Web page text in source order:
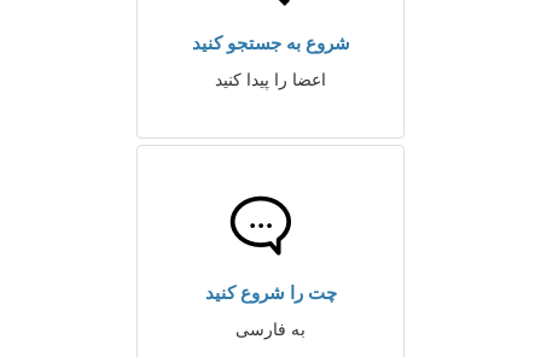
شروع به جستجو کنید
اعضا را پیدا کنید
چت را شروع کنید
به فارسی